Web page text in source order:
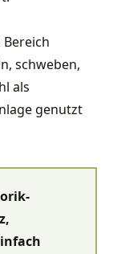
schweben,
als
genutzt